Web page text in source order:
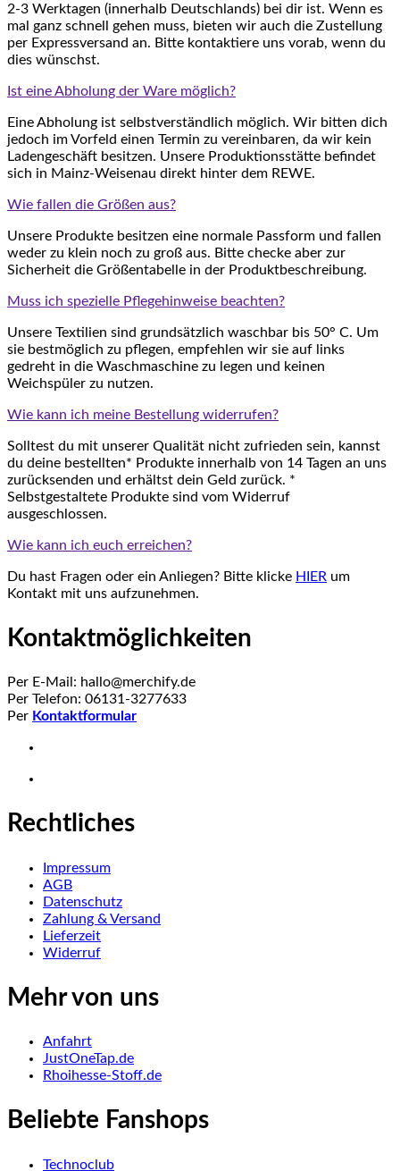
2-3 Werktagen (innerhalb Deutschlands) bei dir ist. Wenn es
mal ganz schnell gehen muss, bieten wir auch die Zustellung
per Expressversand an. Bitte kontaktiere uns vorab, wenn du
dies wünschst.
Ist eine Abholung der Ware möglich?
Eine Abholung ist selbstverständlich möglich. Wir bitten dich
jedoch im Vorfeld einen Termin zu vereinbaren, da wir kein
Ladengeschäft besitzen. Unsere Produktionsstätte befindet
sich in Mainz-Weisenau direkt hinter dem REWE.
Wie fallen die Größen aus?
Unsere Produkte besitzen eine normale Passform und fallen
weder zu klein noch zu groß aus. Bitte checke aber zur
Sicherheit die Größentabelle in der Produktbeschreibung.
Muss ich spezielle Pflegehinweise beachten?
Unsere Textilien sind grundsätzlich waschbar bis 50° C. Um
sie bestmöglich zu pflegen, empfehlen wir sie auf links
gedreht in die Waschmaschine zu legen und keinen
Weichspüler zu nutzen.
Wie kann ich meine Bestellung widerrufen?
Solltest du mit unserer Qualität nicht zufrieden sein, kannst
du deine bestellten* Produkte innerhalb von 14 Tagen an uns
zurücksenden und erhältst dein Geld zurück. *
Selbstgestaltete Produkte sind vom Widerruf
ausgeschlossen.
Wie kann ich euch erreichen?
Du hast Fragen oder ein Anliegen? Bitte klicke HIER um
Kontakt mit uns aufzunehmen.
Kontaktmöglichkeiten
Per E-Mail: hallo@merchify.de
Per Telefon: 06131-3277633
Per Kontaktformular
Rechtliches
Impressum
AGB
Datenschutz
Zahlung & Versand
Lieferzeit
Widerruf
Mehr von uns
Anfahrt
JustOneTap.de
Rhoihesse-Stoff.de
Beliebte Fanshops
Technoclub